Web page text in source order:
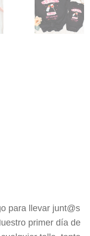
para llevar junt@s
primer día de